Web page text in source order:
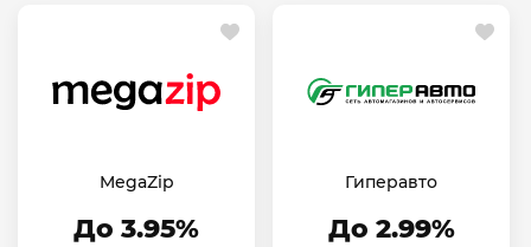
MegaZip
До 3.95%
Гиперавто
До 2.99%